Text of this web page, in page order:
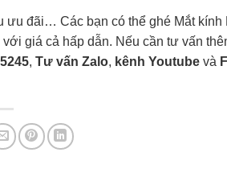
ưu đãi… Các bạn có thể ghé Mắt kính
giá cả hấp dẫn. Nếu cần tư vấn
, Tư vấn Zalo, kênh Youtubevà